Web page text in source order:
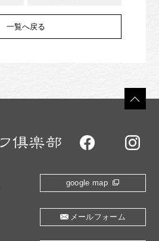
一覧へ戻る
google map
メールフォーム